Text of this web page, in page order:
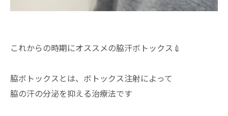
これからの時期にオススメの脇汗ボトックス💉
脇ボトックスとは、ボトックス注射によって
脇の汗の分泌を抑える治療法です